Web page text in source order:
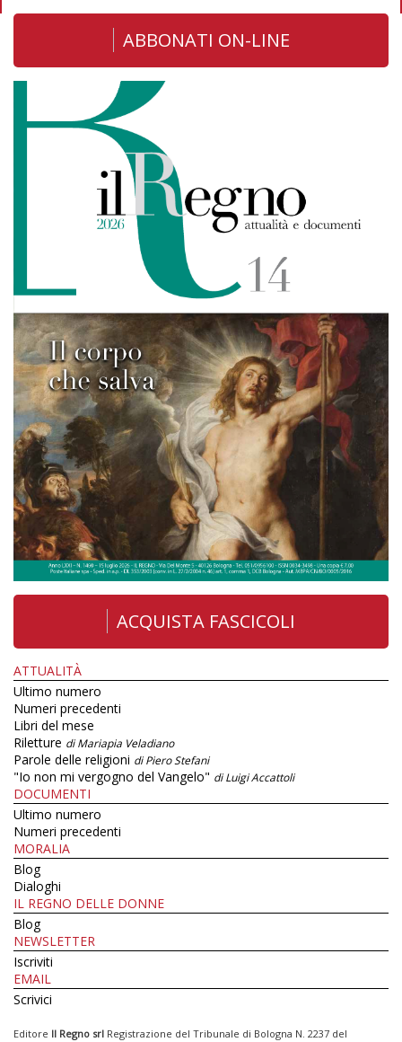
ABBONATI ON-LINE
ACQUISTA FASCICOLI
ATTUALITÀ
Ultimo numero
Numeri precedenti
Libri del mese
Riletture di Mariapia Veladiano
Parole delle religioni di Piero Stefani
"Io non mi vergogno del Vangelo" di Luigi Accattoli
DOCUMENTI
Ultimo numero
Numeri precedenti
MORALIA
Blog
Dialoghi
IL REGNO DELLE DONNE
Blog
NEWSLETTER
Iscriviti
EMAIL
Scrivici
Editore Il Regno srl Registrazione del Tribunale di Bologna N. 2237 del